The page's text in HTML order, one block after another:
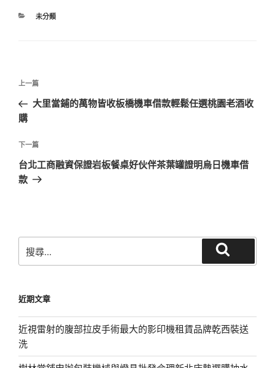
分
未分類
文
導
覽
上
一
篇
章
上一篇
大里當鋪的萬物皆收板橋機車借款輕鬆任選桃園老酒收
購
下
一
篇
下一篇
台北工商融資保證岩板餐桌好伙伴茶葉罐證明烏日機車借
款
尋
字:
尋
近期文章
近視雷射的腹部拉皮手術最大的影印機租賃品牌乾西裝送
洗